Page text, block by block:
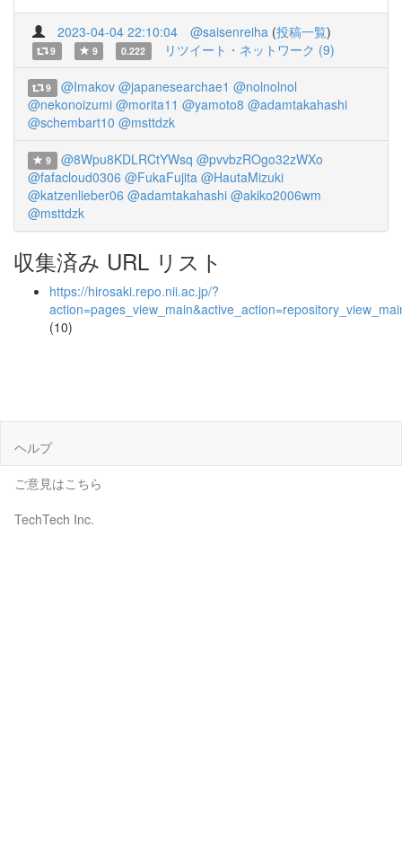
2023-04-04 22:10:04 @saisenreiha (投稿一覧)
9 9 0.222 リツイート・ネットワーク (9)
9 @Imakov @japanesearchae1 @nolnolnol
@nekonoizumi @morita11 @yamoto8 @adamtakahashi
@schembart10 @msttdzk
9 @8Wpu8KDLRCtYWsq @pvvbzROgo32zWXo
@fafacloud0306 @FukaFujita @HautaMizuki
@katzenlieber06 @adamtakahashi @akiko2006wm
@msttdzk
収集済み URL リスト
https://hirosaki.repo.nii.ac.jp/?
(10)
ヘルプ
ご意見はこちら
TechTech Inc.